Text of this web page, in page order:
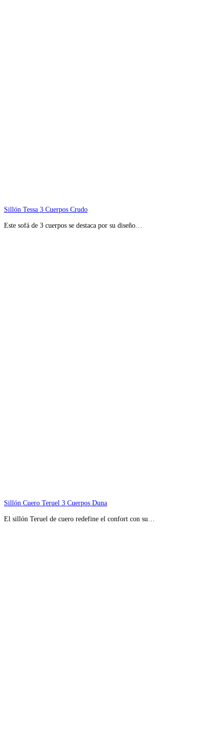
Sillón Tessa 3 Cuerpos Crudo
Este sofá de 3 cuerpos se destaca por su diseño…
Sillón Cuero Teruel 3 Cuerpos Duna
El sillón Teruel de cuero redefine el confort con su…